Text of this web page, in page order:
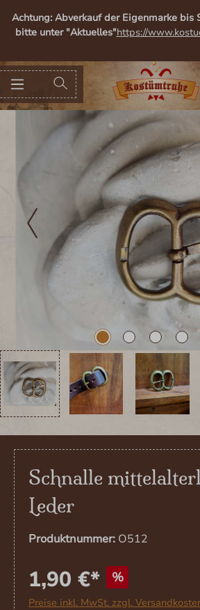
springen
Achtung: Abverkauf der Eigenmarke bis
bitte unter "Aktuelles"https://
Bildergalerie überspringen
Schnalle
Leder
Produktnummer: O512
1,90 €* %
Preise inkl. MwSt. zzgl.